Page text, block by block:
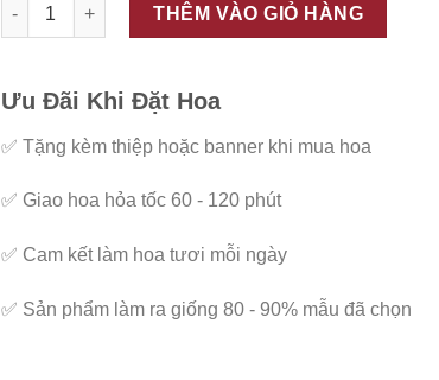
THÊM VÀO GIỎ HÀNG
Ưu Đãi Khi Đặt Hoa
✅ Tặng kèm thiệp hoặc banner khi mua hoa
✅ Giao hoa hỏa tốc 60 - 120 phút
✅ Cam kết làm hoa tươi mỗi ngày
✅ Sản phẩm làm ra giống 80 - 90% mẫu đã chọn